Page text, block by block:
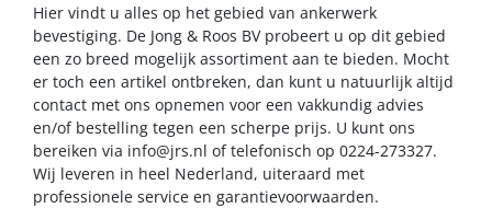
Hier vindt u alles op het gebied van ankerwerk
bevestiging. De Jong & Roos BV probeert u op dit gebied
een zo breed mogelijk assortiment aan te bieden. Mocht
er toch een artikel ontbreken, dan kunt u natuurlijk altijd
contact met ons opnemen voor een vakkundig advies
en/of bestelling tegen een scherpe prijs. U kunt ons
bereiken via info@jrs.nl of telefonisch op 0224-273327.
Wij leveren in heel Nederland, uiteraard met
professionele service en garantievoorwaarden.